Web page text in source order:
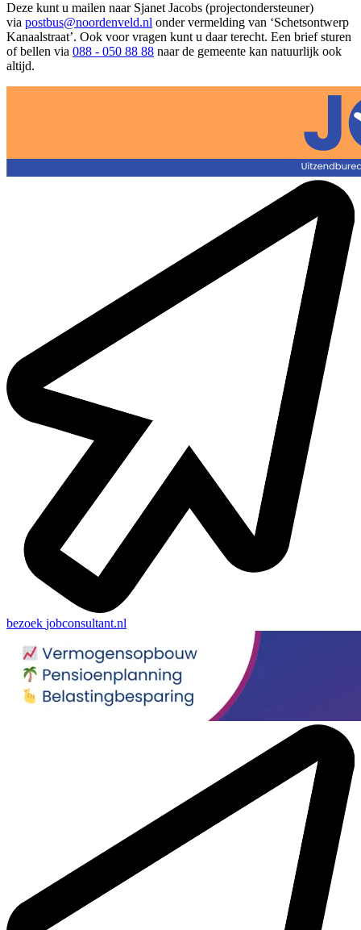
Deze kunt u mailen naar Sjanet Jacobs (projectondersteuner)
via postbus@noordenveld.nl onder vermelding van ‘Schetsontwerp
Kanaalstraat’. Ook voor vragen kunt u daar terecht. Een brief sturen
of bellen via 088 - 050 88 88 naar de gemeente kan natuurlijk ook
altijd.
bezoek jobconsultant.nl